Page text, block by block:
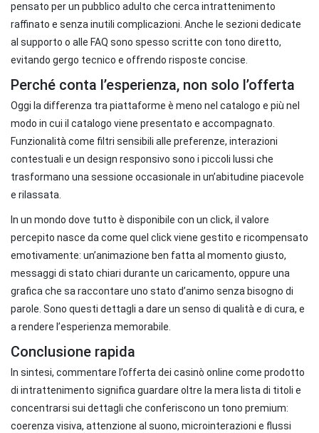
pensato per un pubblico adulto che cerca intrattenimento
raffinato e senza inutili complicazioni. Anche le sezioni dedicate
al supporto o alle FAQ sono spesso scritte con tono diretto,
evitando gergo tecnico e offrendo risposte concise.
Perché conta l’esperienza, non solo l’offerta
Oggi la differenza tra piattaforme è meno nel catalogo e più nel
modo in cui il catalogo viene presentato e accompagnato.
Funzionalità come filtri sensibili alle preferenze, interazioni
contestuali e un design responsivo sono i piccoli lussi che
trasformano una sessione occasionale in un’abitudine piacevole
e rilassata.
In un mondo dove tutto è disponibile con un click, il valore
percepito nasce da come quel click viene gestito e ricompensato
emotivamente: un’animazione ben fatta al momento giusto,
messaggi di stato chiari durante un caricamento, oppure una
grafica che sa raccontare uno stato d’animo senza bisogno di
parole. Sono questi dettagli a dare un senso di qualità e di cura, e
a rendere l’esperienza memorabile.
Conclusione rapida
In sintesi, commentare l’offerta dei casinò online come prodotto
di intrattenimento significa guardare oltre la mera lista di titoli e
concentrarsi sui dettagli che conferiscono un tono premium:
coerenza visiva, attenzione al suono, microinterazioni e flussi